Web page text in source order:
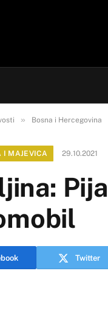
» Bosna i Hercegovina
I MAJEVICA 29.10.2021
Twitter